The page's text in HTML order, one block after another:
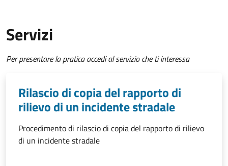
Servizi
Per presentare la pratica accedi al servizio che ti interessa
Rilascio di copia del rapporto di
rilievo di un incidente stradale
Procedimento di rilascio di copia del rapporto di rilievo
di un incidente stradale